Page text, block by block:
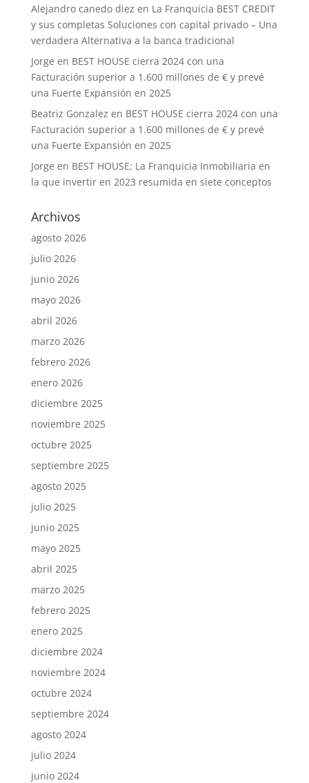
Alejandro canedo diez en La Franquicia BEST CREDIT
y sus completas Soluciones con capital privado – Una
verdadera Alternativa a la banca tradicional
Jorge en BEST HOUSE cierra 2024 con una
Facturación superior a 1.600 millones de € y prevé
una Fuerte Expansión en 2025
Beatriz Gonzalez en BEST HOUSE cierra 2024 con una
Facturación superior a 1.600 millones de € y prevé
una Fuerte Expansión en 2025
Jorge en BEST HOUSE: La Franquicia Inmobiliaria en
la que invertir en 2023 resumida en siete conceptos
Archivos
agosto 2026
julio 2026
junio 2026
mayo 2026
abril 2026
marzo 2026
febrero 2026
enero 2026
diciembre 2025
noviembre 2025
octubre 2025
septiembre 2025
agosto 2025
julio 2025
junio 2025
mayo 2025
abril 2025
marzo 2025
febrero 2025
enero 2025
diciembre 2024
noviembre 2024
octubre 2024
septiembre 2024
agosto 2024
julio 2024
junio 2024